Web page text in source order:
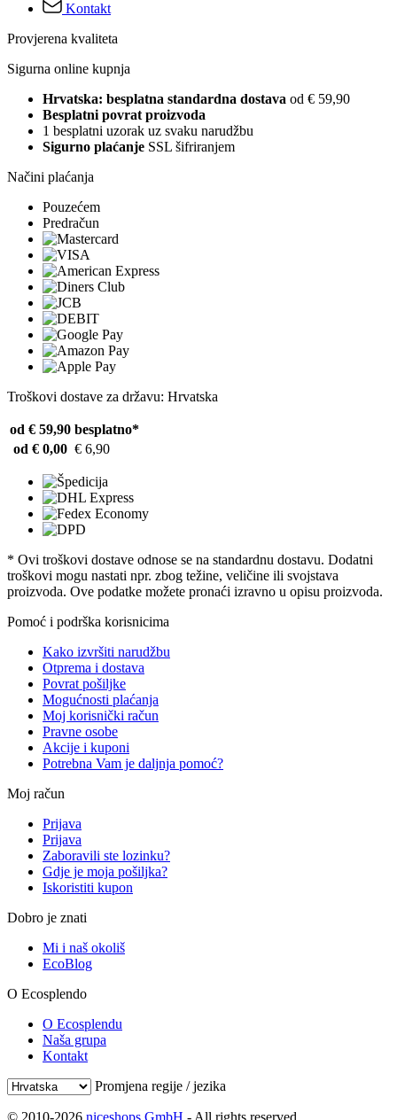
Kontakt
Provjerena kvaliteta
Sigurna online kupnja
Hrvatska: besplatna standardna dostava od € 59,90
Besplatni povrat proizvoda
1 besplatni uzorak uz svaku narudžbu
Sigurno plaćanje SSL šifriranjem
Načini plaćanja
Pouzećem
Predračun
Troškovi dostave za državu: Hrvatska
od € 59,90 besplatno*
od € 0,00 € 6,90
* Ovi troškovi dostave odnose se na standardnu ​​dostavu. Dodatni
troškovi mogu nastati npr. zbog težine, veličine ili svojstava
proizvoda. Ove podatke možete pronaći izravno u opisu proizvoda.
Pomoć i podrška korisnicima
Kako izvršiti narudžbu
Otprema i dostava
Povrat pošiljke
Mogućnosti plaćanja
Moj korisnički račun
Pravne osobe
Akcije i kuponi
Potrebna Vam je daljnja pomoć?
Moj račun
Prijava
Prijava
Zaboravili ste lozinku?
Gdje je moja pošiljka?
Iskoristiti kupon
Dobro je znati
Mi i naš okoliš
EcoBlog
O Ecosplendo
O Ecosplendu
Naša grupa
Kontakt
Promjena regije / jezika